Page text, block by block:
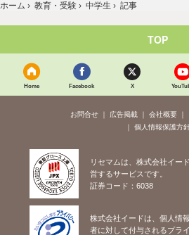
ホーム › 教育・受験 › 中学生 › 記事
TOP
Home Facebook X
お問合せ 広告掲載 会社概要
個人情報保護方
リセマムは、株式会社イー
営するサービスです。
証券コード：6038
株式会社イードは、個人情
者に対して付与されるプラ